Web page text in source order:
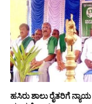
ಹಸಿರು ಶಾಲು ರೈತರಿಗೆ